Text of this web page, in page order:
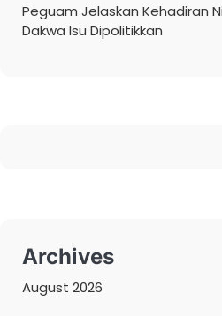
Peguam Jelaskan Kehadiran
Dakwa Isu Dipolitikkan
Archives
August 2026